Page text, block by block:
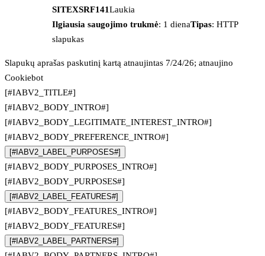
SITEXSRF141Laukia
Ilgiausia saugojimo trukmė: 1 dienaTipas: HTTP
slapukas
Slapukų aprašas paskutinį kartą atnaujintas 7/24/26; atnaujino
Cookiebot
[#IABV2_TITLE#]
[#IABV2_BODY_INTRO#]
[#IABV2_BODY_LEGITIMATE_INTEREST_INTRO#]
[#IABV2_BODY_PREFERENCE_INTRO#]
[#IABV2_LABEL_PURPOSES#]
[#IABV2_BODY_PURPOSES_INTRO#]
[#IABV2_BODY_PURPOSES#]
[#IABV2_LABEL_FEATURES#]
[#IABV2_BODY_FEATURES_INTRO#]
[#IABV2_BODY_FEATURES#]
[#IABV2_LABEL_PARTNERS#]